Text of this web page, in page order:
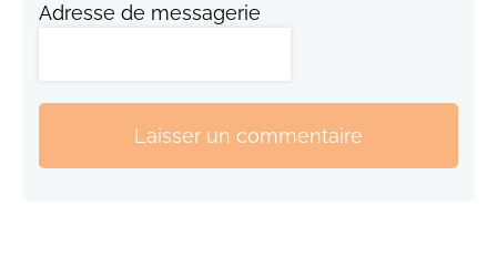
Adresse de messagerie
Laisser un commentaire